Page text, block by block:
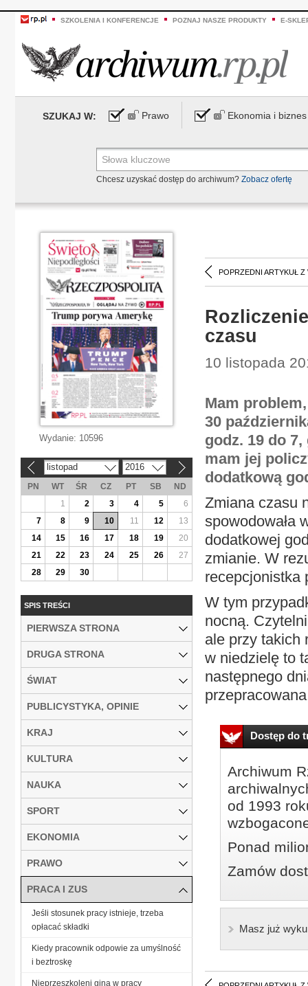
SZKOLENIA I KONFERENCJE POZNAJ NASZE PRODUKTY E-
SZUKAJ W: Prawo Ekonomia i biznes
Chcesz uzyskać dostęp do archiwum? Zobacz ofertę
POPRZEDNI ARTYKUŁ Z
czasu
10 listopada
Mam
30
godz. 19 do
mam jej
dodatkową
Zmiana czasu
spowodowała
dodatkowej
zmianie. W
recepcjonistka
W tym
nocną.
ale przy takich
w niedzielę to
następnego
Dostęp do
Archiwum
od 1993
Ponad
Zamów
Masz już
Wydanie: 10596
listopad 2016
PN WT ŚR CZ PT SB
ND
1
2 3 4 5
6
7
8 9 10 11 12
13
14
15 16 17 18 19
20
21
22 23 24 25 26
27
28
29 30
SPIS TREŚCI
PIERWSZA STRONA
DRUGA STRONA
ŚWIAT
PUBLICYSTYKA, OPINIE
KRAJ
KULTURA
NAUKA
SPORT
EKONOMIA
PRAWO
PRACA I ZUS
Jeśli stosunek pracy istnieje, trzeba
opłacać składki
Kiedy pracownik odpowie za umyślność
i beztroskę
Nieprzeszkoleni giną w pracy